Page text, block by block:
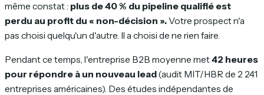
même constat : plus de 40 % du pipeline qualifié est
perdu au profit du « non-décision ».Votre prospect n'a
pas choisi quelqu'un d'autre. Il a choisi de ne rien faire.
Pendant ce temps, l'entreprise B2B moyenne met42 heures
pour répondre à un nouveau lead(audit MIT/HBR de 2 241
entreprises américaines). Des études indépendantes de